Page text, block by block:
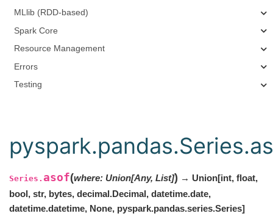
MLlib (RDD-based)
Spark Core
Resource Management
Errors
Testing
Series. asof(where: Union[Any, List]) → Union[int, float,
bool, str, bytes, decimal.Decimal, datetime.date,
datetime.datetime, None, pyspark.pandas.series.Series]